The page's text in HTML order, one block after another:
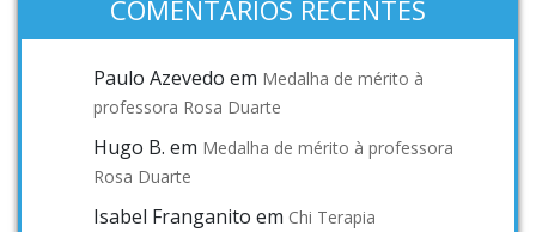
COMENTÁRIOS RECENTES
Paulo Azevedo em Medalha de mérito à
professora Rosa Duarte
Hugo B. em Medalha de mérito à professora
Rosa Duarte
Isabel Franganito em Chi Terapia